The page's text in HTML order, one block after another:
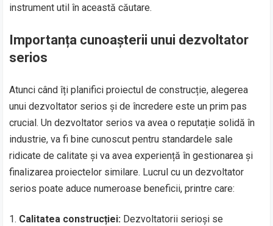
instrument util în această căutare.
Importanța cunoașterii unui dezvoltator
serios
Atunci când îți planifici proiectul de construcție, alegerea
unui dezvoltator serios și de încredere este un prim pas
crucial. Un dezvoltator serios va avea o reputație solidă în
industrie, va fi bine cunoscut pentru standardele sale
ridicate de calitate și va avea experiență în gestionarea și
finalizarea proiectelor similare. Lucrul cu un dezvoltator
serios poate aduce numeroase beneficii, printre care:
Calitatea construcției: Dezvoltatorii serioși se